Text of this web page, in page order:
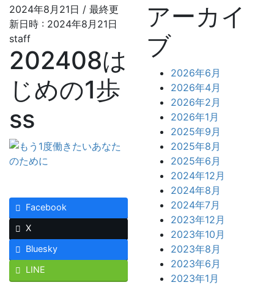
2024年8月21日 / 最終更
新日時 : 2024年8月21日
staff
202408は
じめの1歩
ss
Facebook
X
Bluesky
LINE
アーカイ
ブ
2026年6月
2026年4月
2026年2月
2026年1月
2025年9月
2025年8月
2025年6月
2024年12月
2024年8月
2024年7月
2023年12月
2023年10月
2023年8月
2023年6月
2023年1月